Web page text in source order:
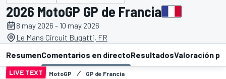
2026 MotoGP GP de Francia
8 may 2026 - 10 may 2026
Le Mans Circuit Bugatti, FR
ResumenComentarios en directoResultadosValoración
LIVE TEXT MotoGP GP de Francia